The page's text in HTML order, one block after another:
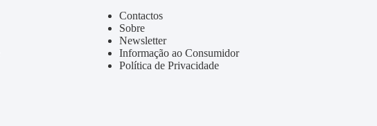
Contactos
Sobre
Newsletter
Informação ao Consumidor
Política de Privacidade